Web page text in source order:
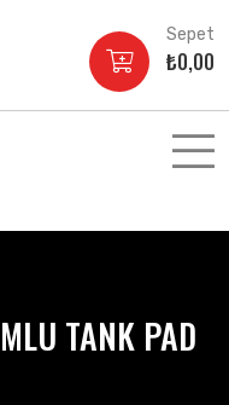
Sepet
₺0,00
TANK PAD